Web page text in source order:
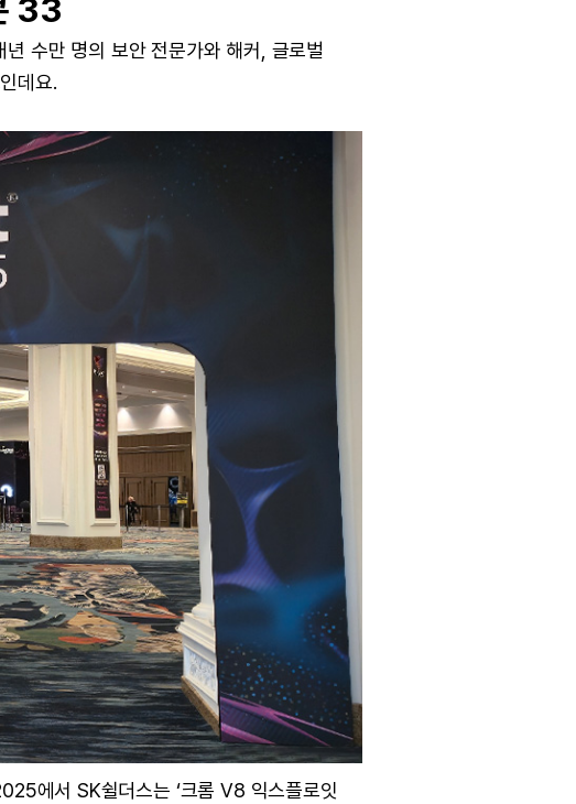
33
수만 명의 보안 전문가와 해커, 글로벌
데요.
에서 SK쉴더스는 ‘크롬 V8 익스플로잇